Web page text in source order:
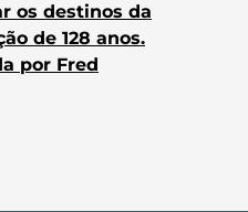
os destinos da
de 128 anos.
por Fred